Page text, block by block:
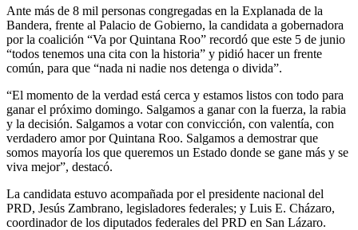
Ante más de 8 mil personas congregadas en la Explanada de la
Bandera, frente al Palacio de Gobierno, la candidata a gobernadora
por la coalición “Va por Quintana Roo” recordó que este 5 de junio
“todos tenemos una cita con la historia” y pidió hacer un frente
común, para que “nada ni nadie nos detenga o divida”.
“El momento de la verdad está cerca y estamos listos con todo para
ganar el próximo domingo. Salgamos a ganar con la fuerza, la rabia
y la decisión. Salgamos a votar con convicción, con valentía, con
verdadero amor por Quintana Roo. Salgamos a demostrar que
somos mayoría los que queremos un Estado donde se gane más y se
viva mejor”, destacó.
La candidata estuvo acompañada por el presidente nacional del
PRD, Jesús Zambrano, legisladores federales; y Luis E. Cházaro,
coordinador de los diputados federales del PRD en San Lázaro.